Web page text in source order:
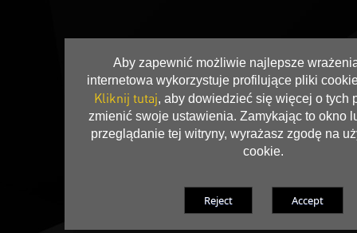
Aby zapewnić możliwie najlepsze
internetowa wykorzystuje profilujące pliki
Kliknij tutaj, aby dowiedzieć się więcej o tych
zmienić swoje ustawienia. Zamykając to okno
przeglądanie tej witryny, wyrażasz zgodę na
cookie.